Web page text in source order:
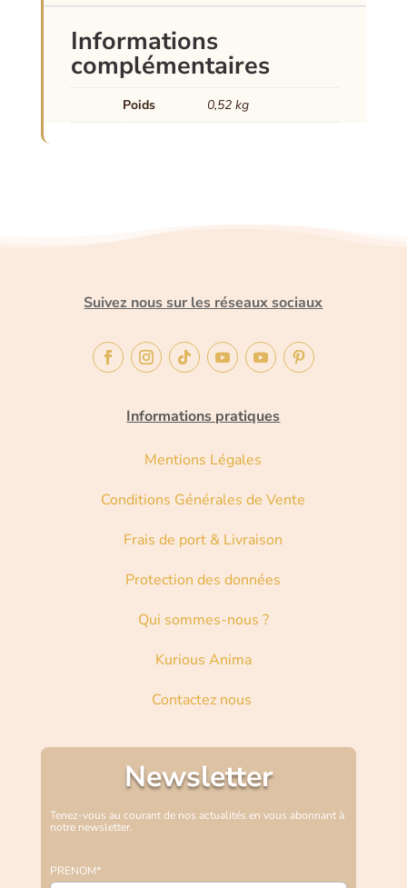
Informations
complémentaires
Poids 0,52 kg
Suivez nous sur les réseaux sociaux
Informations pratiques
Mentions Légales
Conditions Générales de Vente
Frais de port & Livraison
Protection des données
Qui sommes-nous ?
Kurious Anima
Contactez nous
Newsletter
Tenez-vous au courant de nos actualités en vous abonnant à
notre newsletter.
PRENOM*